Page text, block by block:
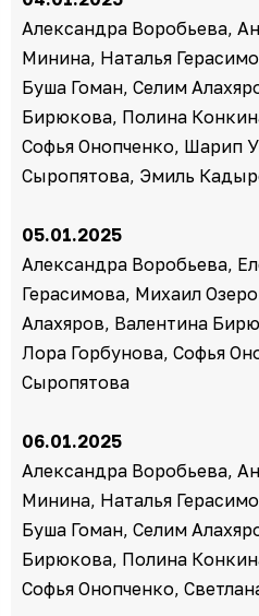
Александра Воробьева,
Минина, Наталья
Буша Гоман, Селим
Бирюкова, Полина
Софья Онопченко, Шарип
Сыропятова, Эмиль
05.01.2025
Александра Воробьева,
Герасимова, Михаил
Алахяров, Валентина
Лора Горбунова, Софья
Сыропятова
06.01.2025
Александра Воробьева,
Минина, Наталья
Буша Гоман, Селим
Бирюкова, Полина
Софья Онопченко,